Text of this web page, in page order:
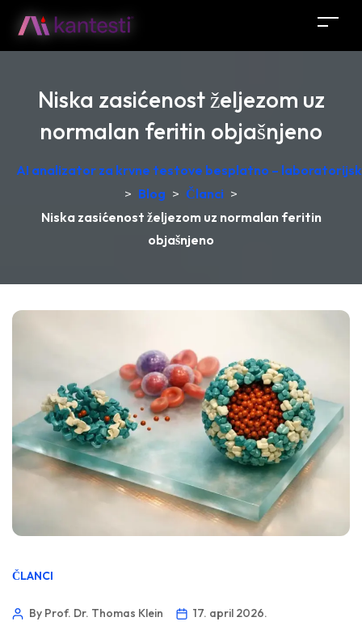
Niska zasićenost željezom uz
normalan feritin objašnjeno
AI analizator za krvne testove besplatno –
> Blog > Članci >
Niska zasićenost željezom uz normalan feritin
objašnjeno
ČLANCI
By Prof. Dr. Thomas Klein
17. april 2026.